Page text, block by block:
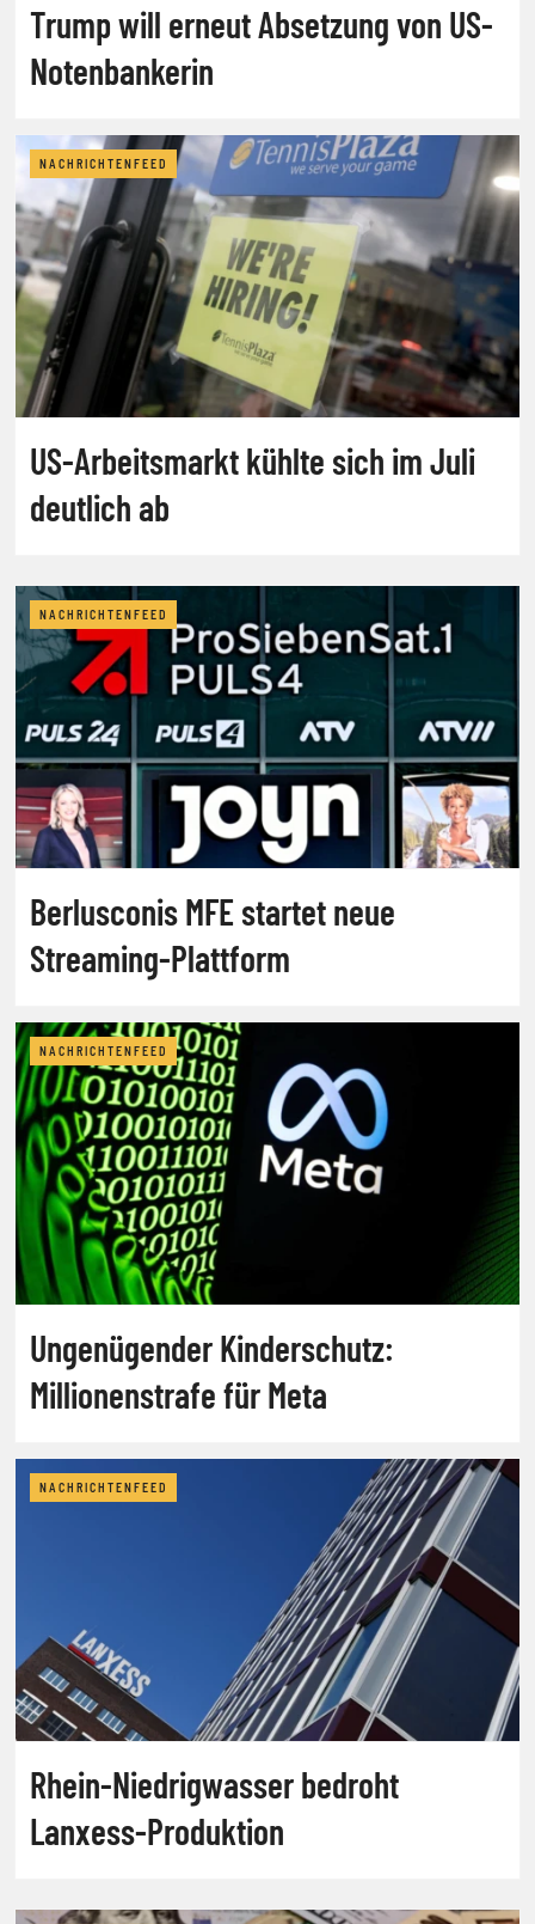
Trump will erneut Absetzung von US-
Notenbankerin
NACHRICHTENFEED
US-Arbeitsmarkt kühlte sich im Juli
deutlich ab
NACHRICHTENFEED
Berlusconis MFE startet neue
Streaming-Plattform
NACHRICHTENFEED
Ungenügender Kinderschutz:
Millionenstrafe für Meta
NACHRICHTENFEED
Rhein-Niedrigwasser bedroht
Lanxess-Produktion